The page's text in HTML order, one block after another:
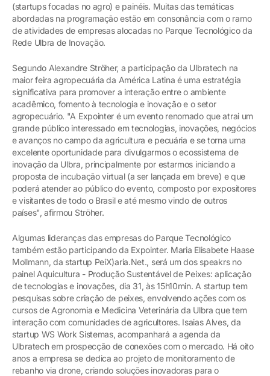
(startups focadas no agro) e painéis. Muitas das temáticas
abordadas na programação estão em consonância com o ramo
de atividades de empresas alocadas no Parque Tecnológico da
Rede Ulbra de Inovação.
Segundo Alexandre Ströher, a participação da Ulbratech na
maior feira agropecuária da América Latina é uma estratégia
significativa para promover a interação entre o ambiente
acadêmico, fomento à tecnologia e inovação e o setor
agropecuário. "A Expointer é um evento renomado que atrai um
grande público interessado em tecnologias, inovações, negócios
e avanços no campo da agricultura e pecuária e se torna uma
excelente oportunidade para divulgarmos o ecossistema de
inovação da Ulbra, principalmente por estarmos iniciando a
proposta de incubação virtual (a ser lançada em breve) e que
poderá atender ao público do evento, composto por expositores
e visitantes de todo o Brasil e até mesmo vindo de outros
países", afirmou Ströher.
Algumas lideranças das empresas do Parque Tecnológico
também estão participando da Expointer. Maria Elisabete Haase
Mollmann, da startup PeiX)aria.Net., será um dos speakrs no
painel Aquicultura - Produção Sustentável de Peixes: aplicação
de tecnologias e inovações, dia 31, às 15h10min. A startup tem
pesquisas sobre criação de peixes, envolvendo ações com os
cursos de Agronomia e Medicina Veterinária da Ulbra que tem
interação com comunidades de agricultores. Isaias Alves, da
startup WS Work Sistemas, acompanhará a agenda da
Ulbratech em prospecção de conexões com o mercado. Há oito
anos a empresa se dedica ao projeto de monitoramento de
rebanho via drone, criando soluções inovadoras para o